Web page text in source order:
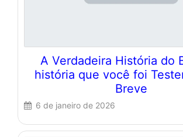
A Verdadeira História do
história que você foi
Breve
6 de janeiro de 2026